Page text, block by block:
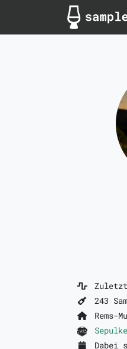
243
Rems-
Dabei